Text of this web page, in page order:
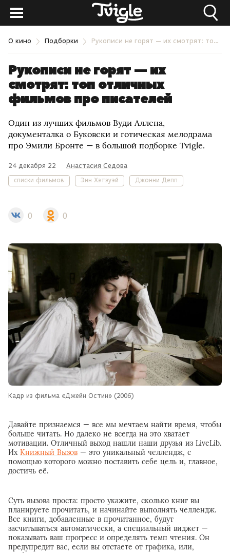
О кино Подборки Рукописи не горят — их смотрят: топ отличных фильмов про писателей
Рукописи не горят — их
смотрят: топ отличных
фильмов про писателей
Один из лучших фильмов Вуди Аллена,
документалка о Буковски и готическая мелодрама
про Эмили Бронте — в большой подборке Tvigle.
24 декабря 22 Анастасия Седова
списки фильмов Энн Хэтэуэй Джонни Депп
0 0
Кадр из фильма «Джейн Остин» (2006)
Давайте признаемся — все мы мечтаем найти время, чтобы
больше читать. Но далеко не всегда на это хватает
мотивации. Отличный выход нашли наши друзья из LiveLib.
Их Книжный Вызов — это уникальный челлендж, с
помощью которого можно поставить себе цель и, главное,
достичь её.
Суть вызова проста: просто укажите, сколько книг вы
планируете прочитать, и начинайте выполнять челлендж.
Все книги, добавленные в прочитанное, будут
засчитываться автоматически, а специальный виджет —
показывать ваш прогресс и определять темп чтения. Он
предупредит вас, если вы отстаете от графика, или,